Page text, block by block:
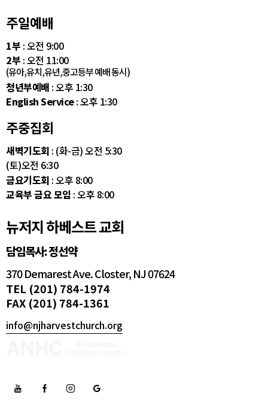
주일예배
1부 : 오전 9:00
2부 : 오전 11:00
(유아,유치,유년,중고등부 예배 동시)
청년부예배 : 오후 1:30
English Service: 오후 1:30
주중집회
새벽기도회 : (화-금) 오전 5:30
(토)오전 6:30
금요기도회 : 오후 8:00
교육부 금요 모임 : 오후 8:00
뉴저지 하베스트 교회
담임목사: 정선약
370 Demarest Ave. Closter, NJ 07624
TEL (201) 784-1974
FAX (201) 784-1361
info@njharvestchurch.org